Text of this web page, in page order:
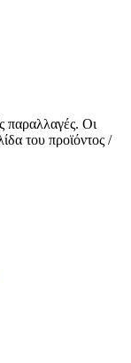
παραλλαγές. Οι
του προϊόντος /